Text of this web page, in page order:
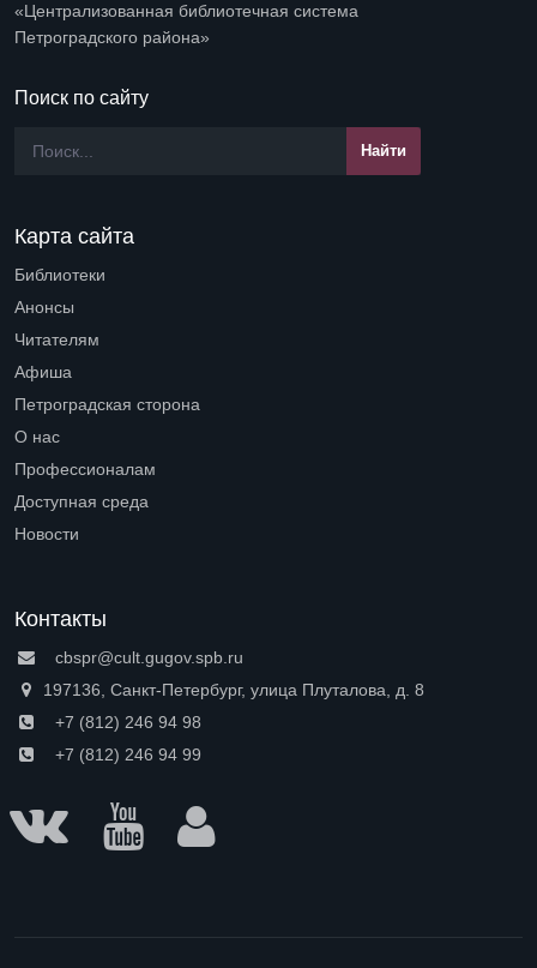
«Централизованная библиотечная система
Петроградского района»
Поиск по сайту
Карта сайта
Библиотеки
Анонсы
Читателям
Афиша
Петроградская сторона
О нас
Профессионалам
Доступная среда
Новости
Контакты
cbspr@cult.gugov.spb.ru
197136, Санкт-Петербург, улица Плуталова, д. 8
+7 (812) 246 94 98
+7 (812) 246 94 99